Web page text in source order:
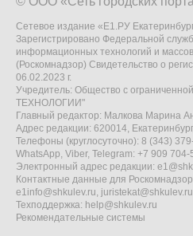
Сетевое издание «Е1.РУ
Зарегистрировано Федеральной
информационных технологий и
(Роскомнадзор) Свидетельство о
06.02.2023 г.
Учредитель: Общество с
ТЕХНОЛОГИИ"
Главный редактор: Малкова Марина
Адрес редакции: 620014,
Телефоны (круглосуточно): 8 (343)
WhatsApp, Viber, Telegram: +7 909 704-
Электронный адрес редакции:
Контактные данные для
e1info@shkulev.ru, juristekat@shkulev.ru
Техподдержка: help@shkulev.ru
Рекомендательные системы